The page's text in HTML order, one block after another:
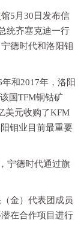
5月30日发布信
统齐塞克迪一行
德时代和洛阳钼
和2017年，洛阳
国TFM铜钴矿
美元收购了KFM
钼业目前最重要
宁德时代通过旗
金）代表团成员
在合作项目进行